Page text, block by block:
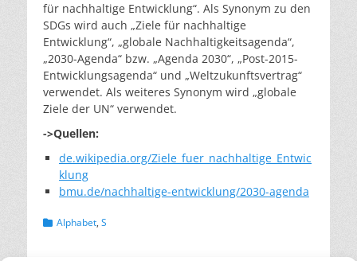
für nachhaltige Entwicklung“. Als Synonym zu den
SDGs wird auch „Ziele für nachhaltige
Entwicklung“, „globale Nachhaltigkeitsagenda“,
„2030-Agenda“ bzw. „Agenda 2030“, „Post-2015-
Entwicklungsagenda“ und „Weltzukunftsvertrag“
verwendet. Als weiteres Synonym wird „globale
Ziele der UN“ verwendet.
->Quellen:
de.wikipedia.org/Ziele_fuer_nachhaltige_Entwic
klung
bmu.de/nachhaltige-entwicklung/2030-agenda
Kategorien
Alphabet, S